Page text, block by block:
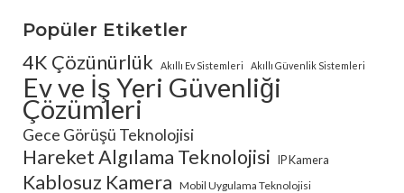
Popüler Etiketler
4K Çözünürlük Akıllı Ev Sistemleri Akıllı Güvenlik Sistemleri
Ev ve İş Yeri Güvenliği
Çözümleri
Gece Görüşü Teknolojisi
Hareket Algılama Teknolojisi IP Kamera
Kablosuz Kamera Mobil Uygulama Teknolojisi